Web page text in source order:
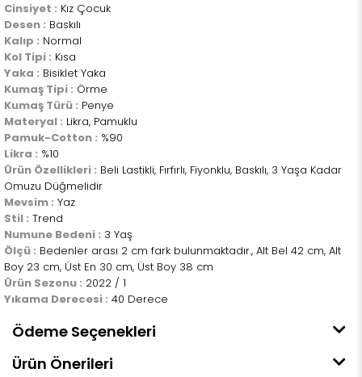
Cinsiyet : Kız Çocuk
Desen : Baskılı
Kalıp : Normal
Kol Tipi : Kısa
Yaka : Bisiklet Yaka
Kumaş Tipi : Örme
Kumaş Türü : Penye
Materyal : Likra, Pamuklu
Pamuk-Cotton : %90
Likra : %10
Ürün Özellikleri : Beli Lastikli, Fırfırlı, Fiyonklu, Baskılı, 3 Yaşa Kadar
Omuzu Düğmelidir
Mevsim : Yaz
Stil : Trend
Numune Bedeni : 3 Yaş
Ölçü : Bedenler arası 2 cm fark bulunmaktadır., Alt Bel 42 cm, Alt
Boy 23 cm, Üst En 30 cm, Üst Boy 38 cm
Ürün Sezonu : 2022 / 1
Yıkama Derecesi : 40 Derece
Ödeme Seçenekleri
Ürün Önerileri